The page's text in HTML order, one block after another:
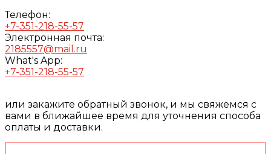
Телефон:
+7-351-218-55-57
Электронная почта:
2185557@mail.ru
What's App:
+7-351-218-55-57
или закажите обратный звонок, и мы свяжемся с
вами в ближайшее время для уточнения способа
оплаты и доставки.